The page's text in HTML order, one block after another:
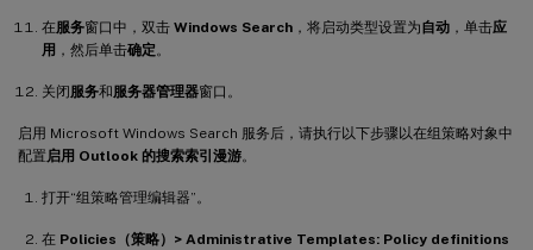
在服务窗口中，双击 Windows Search ，将启动类型设置为自动 ，单击应
用 ，然后单击确定 。
关闭服务和服务器管理器窗口。
启用 Microsoft Windows Search 服务后，请执行以下步骤以在组策略对象中
配置 启用 Outlook 的搜索索引漫游。
打开“组策略管理编辑器”。
在 Policies（策略）> Administrative Templates: Policy definitions